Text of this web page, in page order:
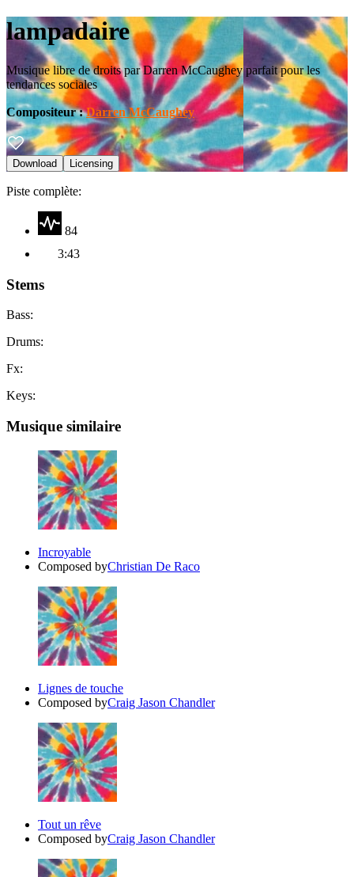
lampadaire
Musique libre de droits par Darren McCaughey parfait pour les
tendances sociales
Compositeur:Darren McCaughey
Download Licensing
Piste complète:
84
3:43
Stems
Bass:
Drums:
Fx:
Keys:
Musique similaire
Incroyable
Composed byChristian De Raco
Lignes de touche
Composed byCraig Jason Chandler
Tout un rêve
Composed byCraig Jason Chandler